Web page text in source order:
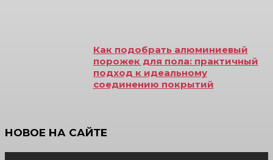
Как подобрать алюминиевый
порожек для пола: практичный
подход к идеальному
соединению покрытий
НОВОЕ НА САЙТЕ